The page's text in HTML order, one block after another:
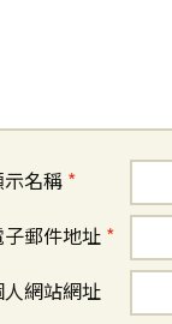
名稱 *
子郵件地址 *
網站網址